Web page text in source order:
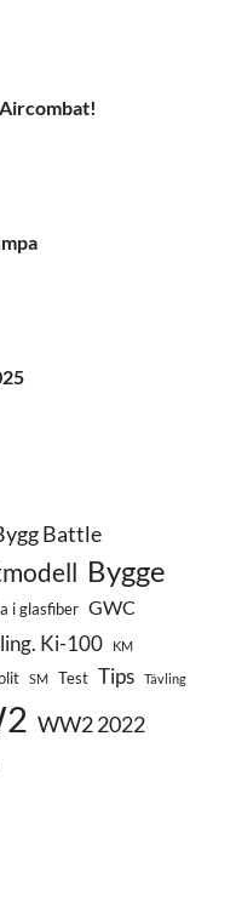
Battle
Bygge
i glasfiber GWC
Ki-100 KM
SM Test Tips Tävling
WW2 2022